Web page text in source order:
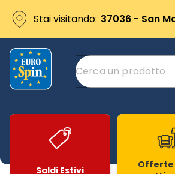
Stai visitando: 37036 - San
Saldi Estivi
Offerte